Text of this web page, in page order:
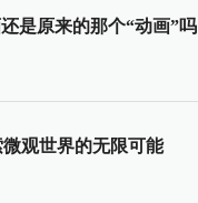
是原来的那个“动画”吗
观世界的无限可能